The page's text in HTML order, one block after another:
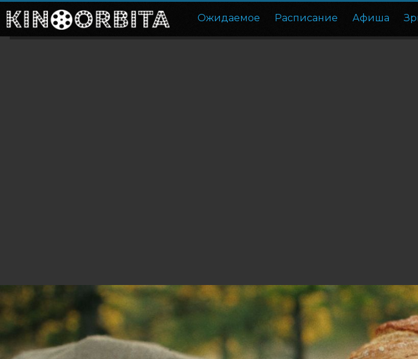
Ожидаемое Расписание Афиша